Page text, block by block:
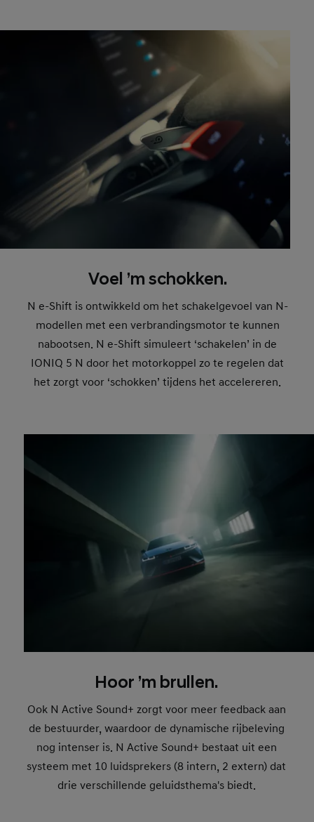
Voel ’m schokken.
N e-Shift is ontwikkeld om het schakelgevoel van N-
modellen met een verbrandingsmotor te kunnen
nabootsen. N e-Shift simuleert ‘schakelen’ in de
IONIQ 5 N door het motorkoppel zo te regelen dat
het zorgt voor ‘schokken’ tijdens het accelereren.
Hoor ’m brullen.
Ook N Active Sound+ zorgt voor meer feedback aan
de bestuurder, waardoor de dynamische rijbeleving
nog intenser is. N Active Sound+ bestaat uit een
systeem met 10 luidsprekers (8 intern, 2 extern) dat
drie verschillende geluidsthema's biedt.